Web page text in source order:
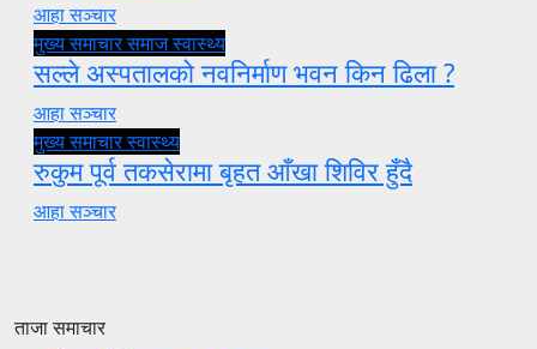
आहा सञ्चार
मुख्य समाचारसमाजस्वास्थ्य
सल्ले अस्पतालको नवनिर्माण भवन किन ढिला ?
आहा सञ्चार
मुख्य समाचारस्वास्थ्य
रुकुम पूर्व तकसेरामा बृहत आँखा शिविर हुँदै
आहा सञ्चार
ताजा समाचार